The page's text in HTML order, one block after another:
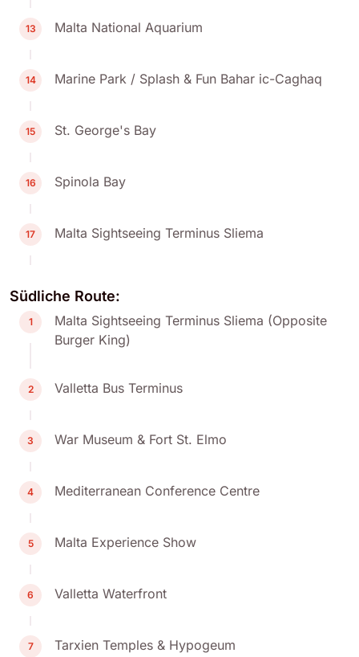
13 Malta National Aquarium
14 Marine Park / Splash & Fun Bahar ic-Caghaq
15 St. George's Bay
16 Spinola Bay
17 Malta Sightseeing Terminus Sliema
Südliche Route:
1
Malta Sightseeing Terminus Sliema (Opposite
Burger King)
2 Valletta Bus Terminus
3 War Museum & Fort St. Elmo
4 Mediterranean Conference Centre
5 Malta Experience Show
6 Valletta Waterfront
7 Tarxien Temples & Hypogeum